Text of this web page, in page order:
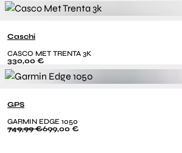
Caschi
CASCO MET TRENTA 3K
330,00 €
GPS
GARMIN EDGE 1050
749,99 €699,00 €